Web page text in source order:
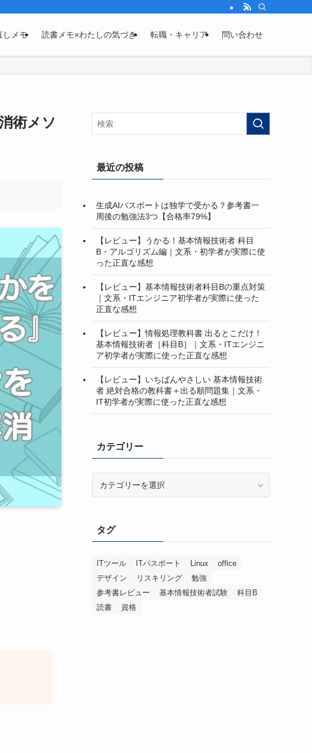
しメモ 読書メモ×わたしの気づき 転職・キャリア 問い合わせ
術メソ
最近の投稿
生成AIパスポートは独学で受かる？参考書一
周後の勉強法3つ【合格率79%】
【レビュー】うかる！基本情報技術者 科目
B・アルゴリズム編｜文系・初学者が実際に使
った正直な感想
【レビュー】基本情報技術者科目Bの重点対策
｜文系・ITエンジニア初学者が実際に使った
正直な感想
【レビュー】情報処理教科書 出るとこだけ！
基本情報技術者［科目B］｜文系・ITエンジニ
ア初学者が実際に使った正直な感想
【レビュー】いちばんやさしい 基本情報技術
者 絶対合格の教科書＋出る順問題集｜文系・
IT初学者が実際に使った正直な感想
カテゴリー
ータグ
ITツール ITパスポート Linux
office
デザイン
リスキリング
勉強
参考書レビュー
基本情報技術者試験
科目B
読書
資格